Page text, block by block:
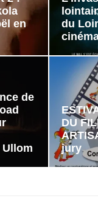
en
du
de
Ullom
DU
jury